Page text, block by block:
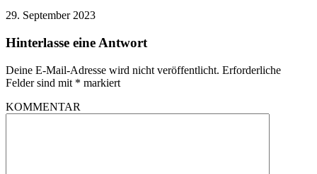
29. September 2023
Hinterlasse eine Antwort
Deine E-Mail-Adresse wird nicht veröffentlicht. Erforderliche
Felder sind mit * markiert
KOMMENTAR